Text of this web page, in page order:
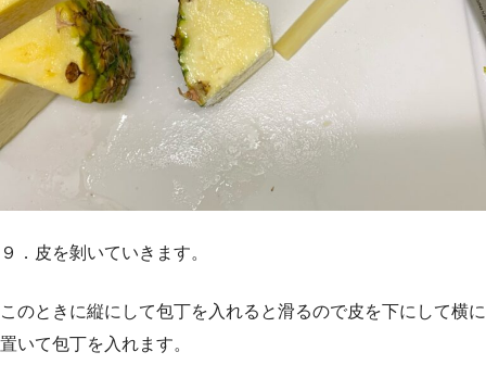
９．皮を剝いていきます。
このときに縦にして包丁を入れると滑るので皮を下にして横に
置いて包丁を入れます。